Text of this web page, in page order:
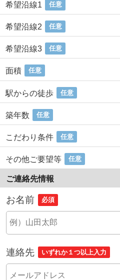
希望沿線1 任意
希望沿線2 任意
希望沿線3 任意
面積 任意
駅からの徒歩 任意
築年数 任意
こだわり条件 任意
その他ご要望等 任意
ご連絡先情報
お名前 必須
連絡先 いずれか１つ以上入力